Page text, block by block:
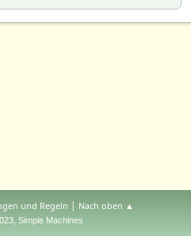
und Regeln | Nach oben ▲
, Simple Machines